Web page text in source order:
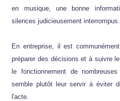
en musique, une bonne
silences judicieusement interrompus.
En entreprise, il est
préparer des décisions et à suivre
le fonctionnement de
semble plutôt leur servir à éviter
l'acte.